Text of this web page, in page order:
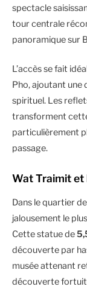
spectacle
tour centrale
panoramique sur
L’accès se fait
Pho, ajoutant une
spirituel. Les
transforment
particulièrement
passage.
Wat Traimit et
Dans le quartier de
jalousement le
Cette statue de
découverte par
musée attenant
découverte